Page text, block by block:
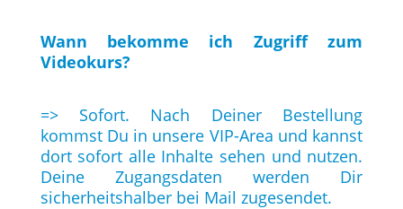
Wann bekomme ich Zugriff zum
Videokurs?
=> Sofort. Nach Deiner Bestellung
kommst Du in unsere VIP-Area und kannst
dort sofort alle Inhalte sehen und nutzen.
Deine Zugangsdaten werden Dir
sicherheitshalber bei Mail zugesendet.